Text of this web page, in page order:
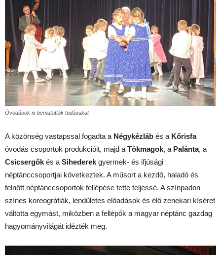
Óvodások is bemutatták tudásukat
A közönség vastapssal fogadta a Négykézláb és a Kőrisfa
óvodás csoportok produkcióit, majd a Tökmagok, a Palánta, a
Csicsergők és a Sihederek gyermek- és ifjúsági
néptánccsoportjai következtek. A műsort a kezdő, haladó és
felnőtt néptánccsoportok fellépése tette teljessé. A színpadon
színes koreográfiák, lendületes előadások és élő zenekari kíséret
váltotta egymást, miközben a fellépők a magyar néptánc gazdag
hagyományvilágát idézték meg.